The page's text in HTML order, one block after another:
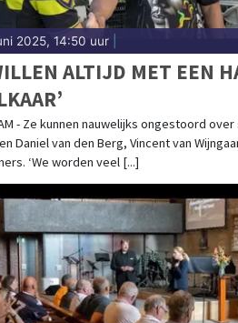
2025, 14:50 uur
ALTIJD MET EEN
- Ze kunnen nauwelijks ongestoord
Daniel van den Berg, Vincent van
‘We worden veel [...]